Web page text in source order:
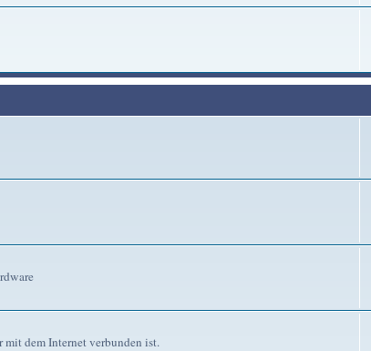
dem Internet verbunden ist.